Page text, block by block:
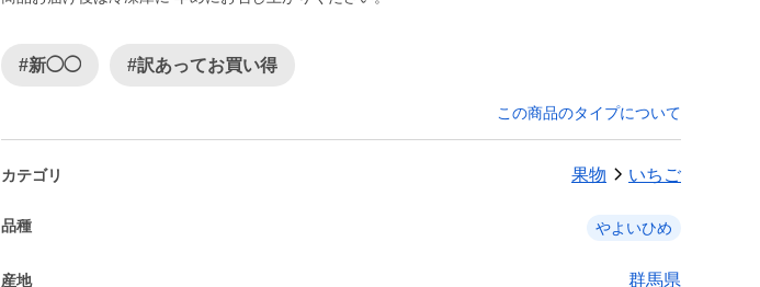
#新◯◯ #訳あってお買い得
この商品のタイプについて
カテゴリ 果物 いちご
品種 やよいひめ
産地 群馬県